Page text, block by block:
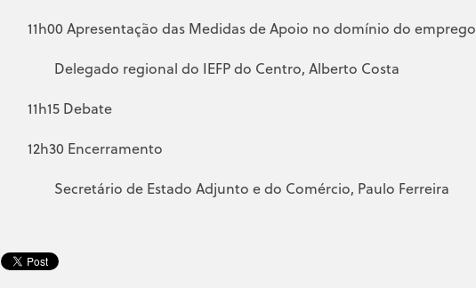
11h00 Apresentação das Medidas de Apoio no domínio do emprego
Delegado regional do IEFP do Centro, Alberto Costa
11h15 Debate
12h30 Encerramento
Secretário de Estado Adjunto e do Comércio, Paulo Ferreira